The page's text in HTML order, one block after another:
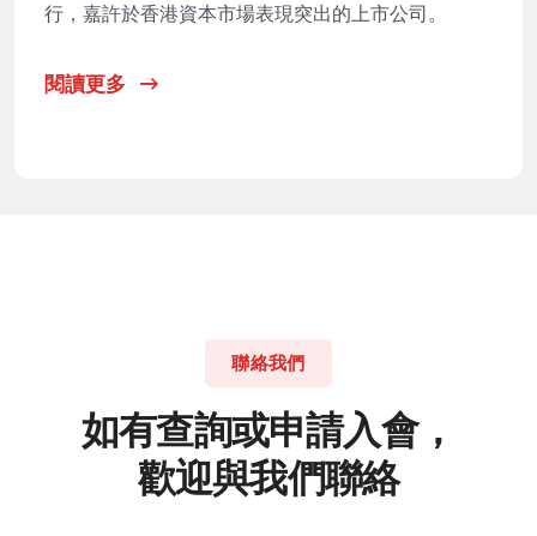
行，嘉許於香港資本市場表現突出的上市公司。
閱讀更多
聯絡我們
如有查詢或申請入會，
歡迎與我們聯絡